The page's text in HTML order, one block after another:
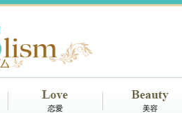
恋愛 美容